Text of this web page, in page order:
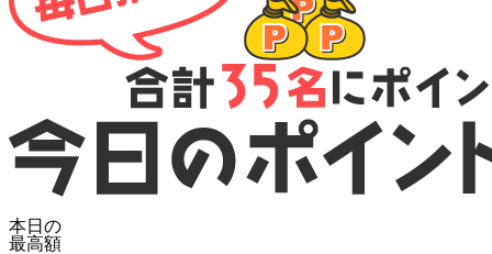
本日の
最高額